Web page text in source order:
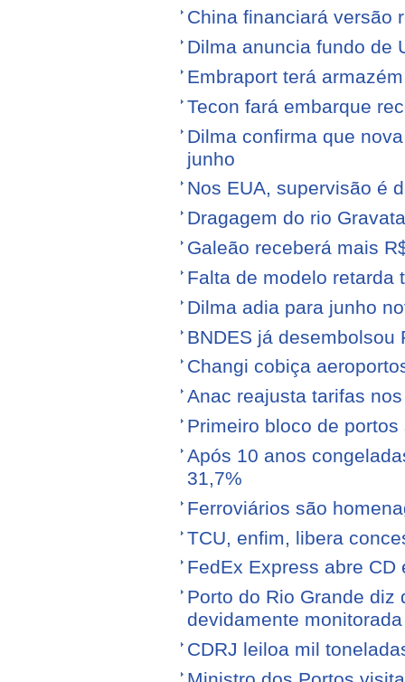
China financiará versão
Dilma anuncia fundo de
Embraport terá
Tecon fará embarque
Dilma confirma que
junho
Nos EUA, supervisão é
Dragagem do rio
Galeão receberá mais
Falta de modelo retarda
Dilma adia para junho
BNDES já
Changi cobiça
Anac reajusta tarifas
Primeiro bloco de
Após 10 anos
31,7%
Ferroviários são
TCU, enfim, libera
FedEx Express abre CD
Porto do Rio Grande
devidamente monitorada
CDRJ leiloa mil